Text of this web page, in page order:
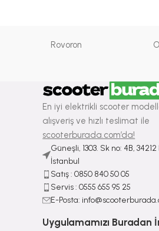
Rovoron
En iyi elektrikli scooter
alışveriş ve hızlı teslimat ile
scooterburada.com’da!
Güneşli, 1303. Sk no: 4B,
İstanbul
Satış : ⁠0850 840 50 05
Servis : 0555 655 95 25
E-Posta:
Uygulamamızı Buradan